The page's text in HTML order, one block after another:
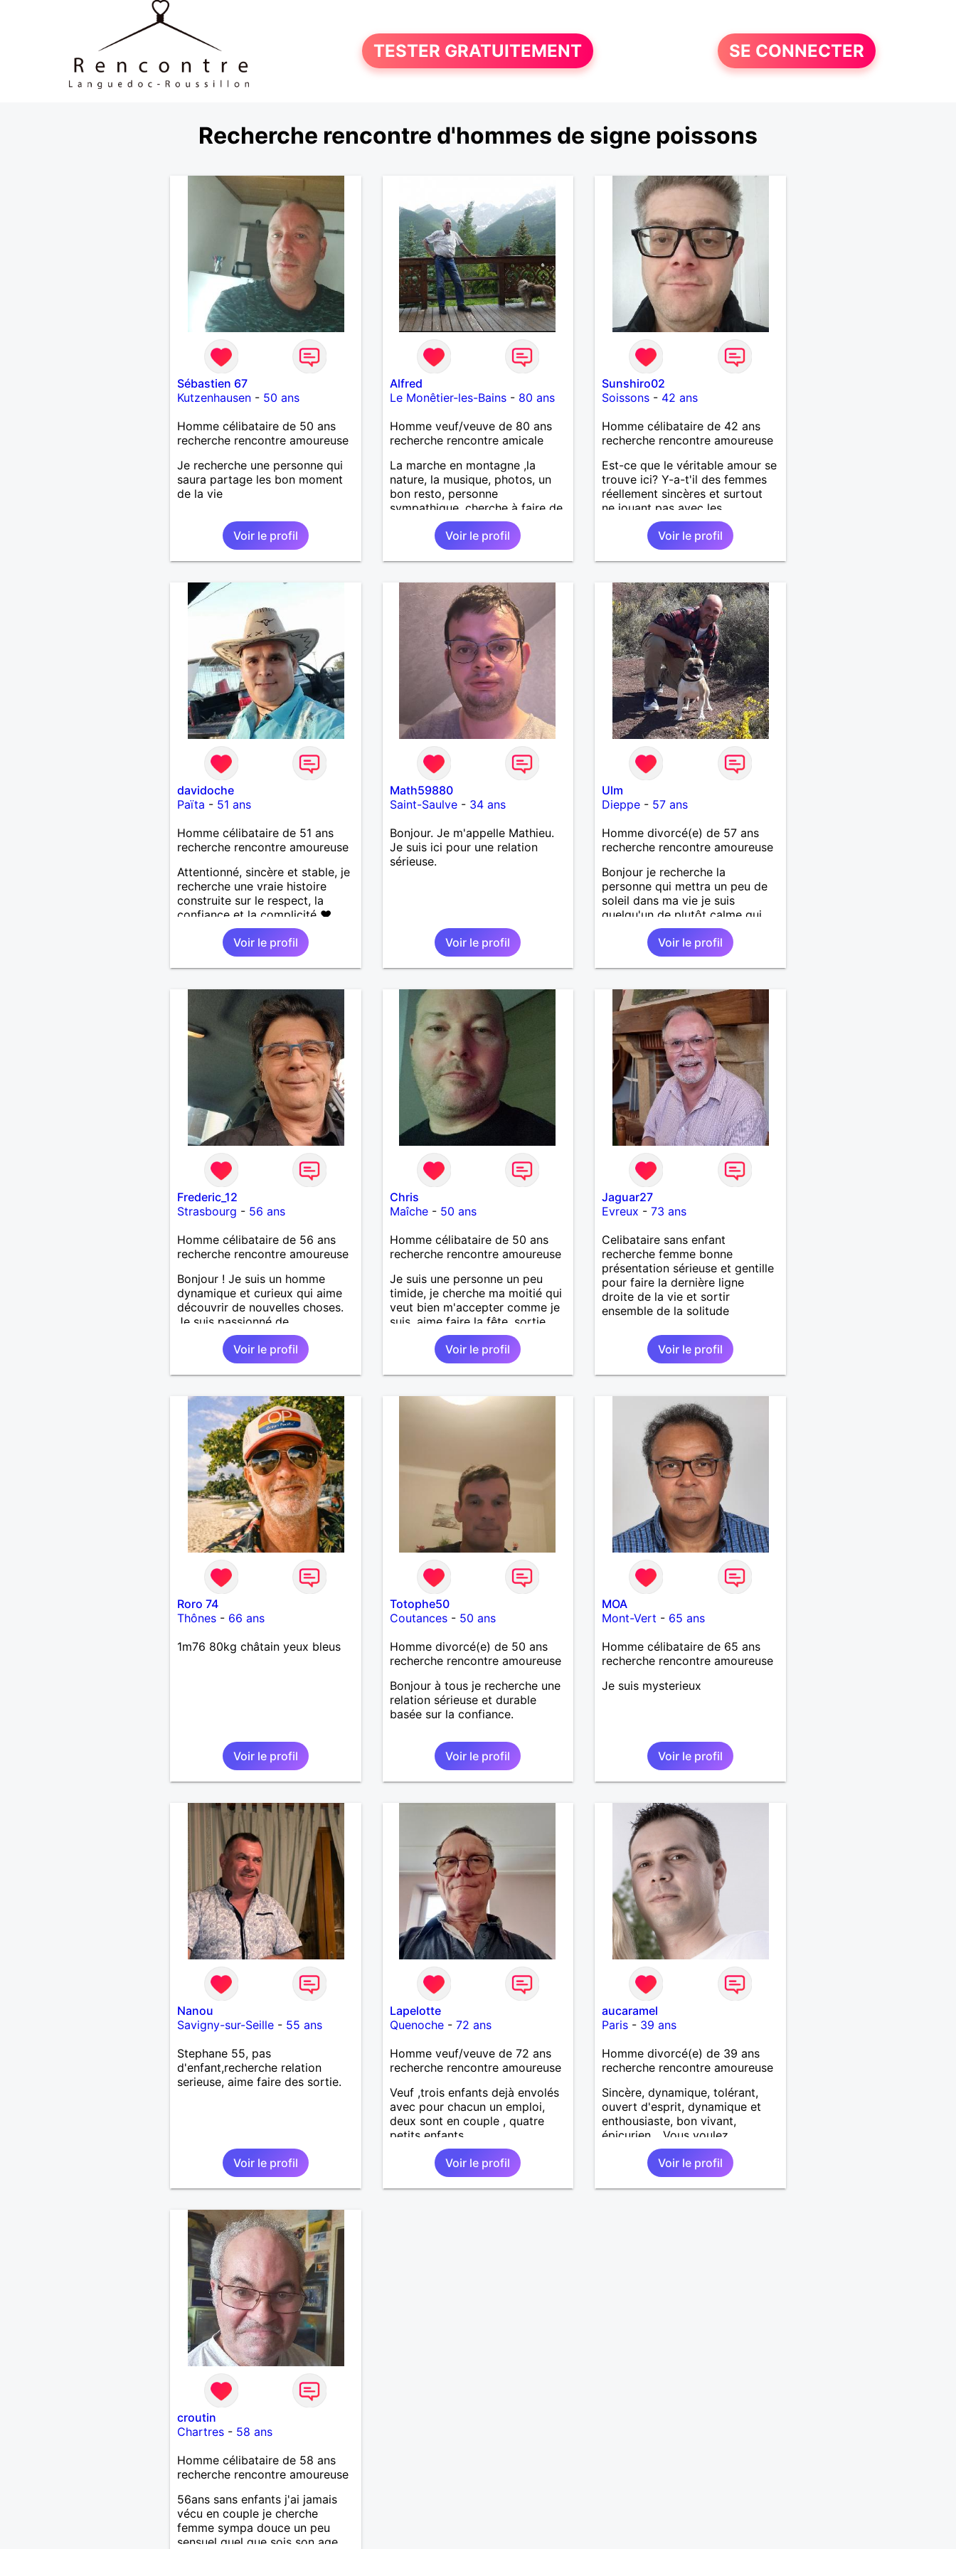
TESTER GRATUITEMENT SE CONNECTER
Recherche rencontre d'hommes de signe poissons
Sébastien 67
Kutzenhausen- 50 ans
Homme célibataire de 50 ans
recherche rencontre amoureuse
Je recherche une personne qui
saura partage les bon moment
de la vie
Voir le profil
Alfred
Le Monêtier-les-Bains- 80 ans
Homme veuf/veuve de 80 ans
recherche rencontre amicale
La marche en montagne ,la
nature, la musique, photos, un
bon resto, personne
sympathique, cherche à faire de
nouvelles connaissances .
Voir le profil
Sunshiro02
Soissons - 42 ans
Homme célibataire de 42 ans
recherche rencontre amoureuse
Est-ce que le véritable amour se
trouve ici? Y-a-t'il des femmes
réellement sincères et surtout
ne jouant pas avec les
sentiments des hommes? Etant
un homme protecteur et
bienveillant, je veux continuer
d'y croire et pouvoir enfin
désir temps. Faux profil,
profiteuse et autres joyeuseté
passer votre chemin, vous ne
m'intéressez pas du tout!
Voir le profil
davidoche
Païta - 51 ans
Homme célibataire de 51 ans
recherche rencontre amoureuse
Attentionné, sincère et stable, je
recherche une vraie histoire
construite sur le respect, la
confiance et la complicité ❤️
J’aime les choses simples de la
vie : la nature, la mer, les
moments authentiques et les
personnes au grand cœur 🌊🌿
les petits moments de tendresse
et les calinous réguliers 😊❤️ La
solitude finit parfois par peser,
alors si tu es en Nouvelle-
Calédonie et que tu crois encore
à un amour vrai, prenons le
temps de discuter… et laissons
l’avenir nous guider 🌹
Voir le profil
Math59880
Saint-Saulve- 34 ans
Bonjour. Je m'appelle Mathieu.
Je suis ici pour une relation
sérieuse.
Voir le profil
Ulm
Dieppe - 57 ans
Homme divorcé(e) de 57 ans
recherche rencontre amoureuse
Bonjour je recherche la
personne qui mettra un peu de
soleil dans ma vie je suis
quelqu'un de plutôt calme qui
aime les choses simples sans
prise de tête, simplement
partager de belles choses avec
une personne qui me ressemble
Voir le profil
Frederic_12
Strasbourg - 56 ans
Homme célibataire de 56 ans
recherche rencontre amoureuse
Bonjour ! Je suis un homme
dynamique et curieux qui aime
découvrir de nouvelles choses.
Je suis passionné de
sport,musique douce,ballade et
autres J'adore passer du temps
avec mes proches et partager
des moments inoubliables.
Voir le profil
Chris
Maîche- 50 ans
Homme célibataire de 50 ans
recherche rencontre amoureuse
Je suis une personne un peu
timide, je cherche ma moitié qui
veut bien m'accepter comme je
suis, aime faire la fête, sortie
entre amis et plein d'autre
Voir le profil
Jaguar27
Evreux -73 ans
Celibataire sans enfant
recherche femme bonne
présentation sérieuse et gentille
pour faire la dernière ligne
droite de la vie et sortir
ensemble de la solitude
Voir le profil
Roro 74
Thônes- 66 ans
1m76 80kg châtain yeux bleus
Voir le profil
Totophe50
Coutances- 50 ans
Homme divorcé(e) de 50 ans
recherche rencontre amoureuse
Bonjour à tous je recherche une
relation sérieuse et durable
basée sur la confiance.
Voir le profil
MOA
Mont-Vert - 65 ans
Homme célibataire de 65 ans
recherche rencontre amoureuse
Je suis mysterieux
Voir le profil
Nanou
Savigny-sur-Seille- 55 ans
Stephane 55, pas
d'enfant,recherche relation
serieuse, aime faire des sortie.
Voir le profil
Lapelotte
Quenoche- 72 ans
Homme veuf/veuve de 72 ans
recherche rencontre amoureuse
Veuf ,trois enfants dejà envolés
avec pour chacun un emploi,
deux sont en couple , quatre
petits enfants.
Voir le profil
aucaramel
Paris - 39 ans
Homme divorcé(e) de 39 ans
recherche rencontre amoureuse
Sincère, dynamique, tolérant,
ouvert d'esprit, dynamique et
enthousiaste, bon vivant,
épicurien... Vous voulez
connaître mes défauts ?
Ecrivez-moi :)Voir le profil
croutin
Chartres- 58 ans
Homme célibataire de 58 ans
recherche rencontre amoureuse
56ans sans enfants j'ai jamais
vécu en couple je cherche
femme sympa douce un peu
sensuel quel que sois son age